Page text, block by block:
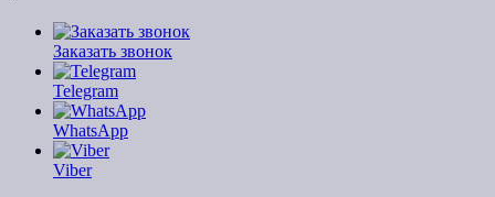
Заказать звонок
Telegram
WhatsApp
Viber